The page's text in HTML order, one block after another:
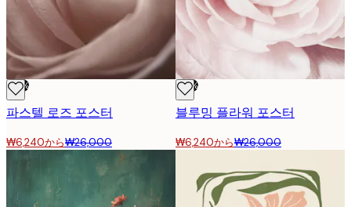
-76%
파스텔 로즈 포스터
₩6,240から₩26,000
-76%
블루밍 플라워 포스터
₩6,240から₩26,000